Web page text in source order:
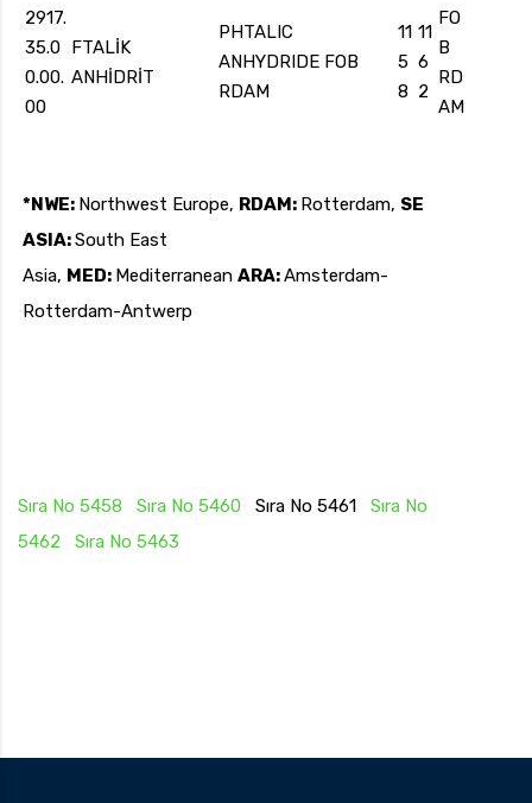
2917.
35.0
0.00.
00
FTALİK
ANHİDRİT
PHTALIC
ANHYDRIDE FOB
RDAM
11
5
8
11
6
2
FO
B
RD
AM
*NWE: Northwest Europe, RDAM: Rotterdam, SE
ASIA:South East
Asia, MED: Mediterranean ARA:Amsterdam-
Rotterdam-Antwerp
Sıra No 5458 Sıra No 5460 Sıra No 5461 Sıra No
5462
Sıra No 5463